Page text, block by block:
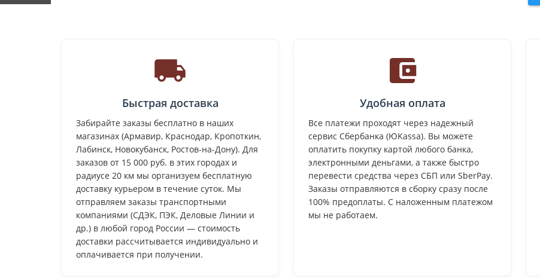
Быстрая доставка
Забирайте заказы бесплатно в наших
магазинах (Армавир, Краснодар, Кропоткин,
Лабинск, Новокубанск, Ростов-на-Дону). Для
заказов от 15 000 руб. в этих городах и
радиусе 20 км мы организуем бесплатную
доставку курьером в течение суток. Мы
отправляем заказы транспортными
компаниями (СДЭК, ПЭК, Деловые Линии и
др.) в любой город России — стоимость
доставки рассчитывается индивидуально и
оплачивается при получении.
Удобная оплата
Все платежи проходят через надежный
сервис Сбербанка (ЮKassa). Вы можете
оплатить покупку картой любого банка,
электронными деньгами, а также быстро
перевести средства через СБП или SberPay.
Заказы отправляются в сборку сразу после
100% предоплаты. С наложенным платежом
мы не работаем.